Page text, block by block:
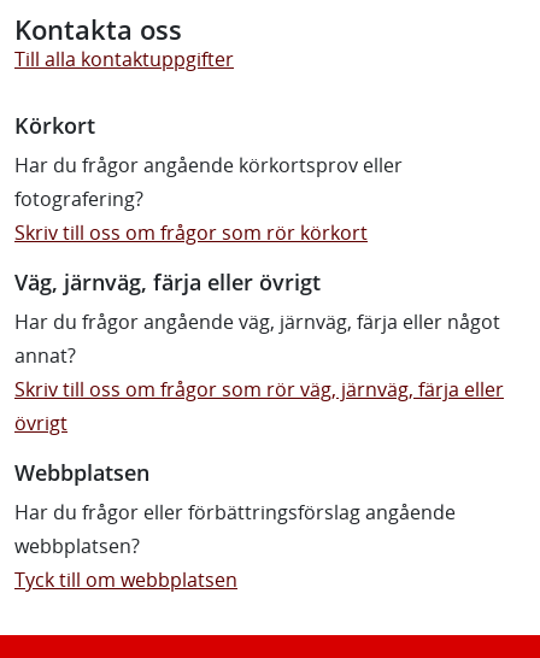
Kontakta oss
Till alla kontaktuppgifter
Körkort
Har du frågor angående körkortsprov eller
fotografering?
Skriv till oss om frågor som rör körkort
Väg, järnväg, färja eller övrigt
Har du frågor angående väg, järnväg, färja eller något
annat?
Skriv till oss om frågor som rör väg, järnväg, färja eller
övrigt
Webbplatsen
Har du frågor eller förbättringsförslag angående
webbplatsen?
Tyck till om webbplatsen